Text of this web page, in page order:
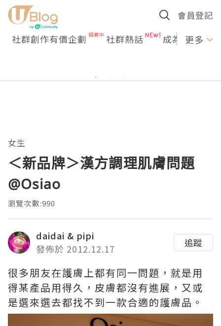
會員登記
社群創作有價企劃 社群熱話 成為U更多
女生
＜新品牌＞漢方調理肌膚問題
@Osiao
瀏覽次數:990
daidai & pipi
發佈於 2012.12.17
追蹤
很多朋友在護膚上都有同一問題，就是用
得某產品用得久，皮膚都沒有進展，又或
是選來選去都找不到一款合適的護膚品。